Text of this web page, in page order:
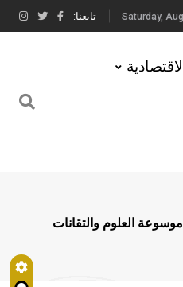
Saturday, تابعنا:
موسوعة العلوم والتقانات